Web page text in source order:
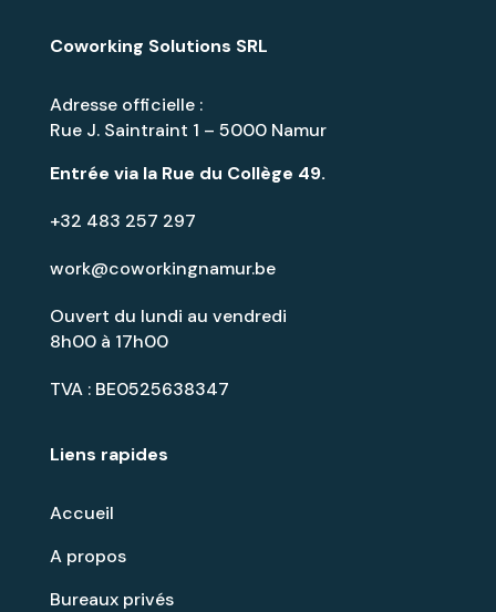
Liens rapides
Accueil
A propos
Bureaux privés
Coworking Solutions SRL
Adresse officielle :
Rue J. Saintraint 1 – 5000 Namur
Entrée via la Rue du Collège 49.
+32 483 257 297
work@coworkingnamur.be
Ouvert du lundi au vendredi
8h00 à 17h00
TVA : BE0525638347